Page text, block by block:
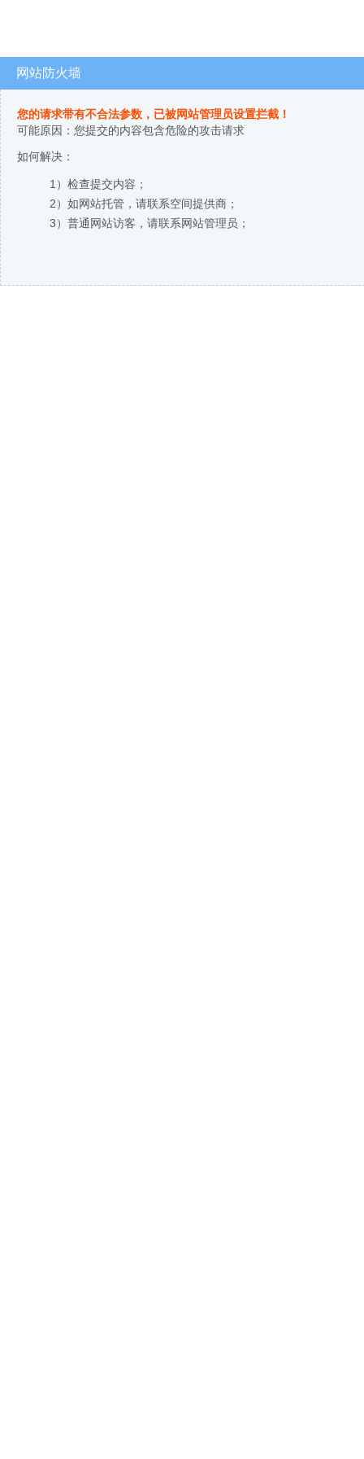
网站防火墙
您的请求带有不合法参数，已被网站管理员设置拦截！
可能原因：您提交的内容包含危险的攻击请求
如何解决：
1）检查提交内容；
2）如网站托管，请联系空间提供商；
3）普通网站访客，请联系网站管理员；